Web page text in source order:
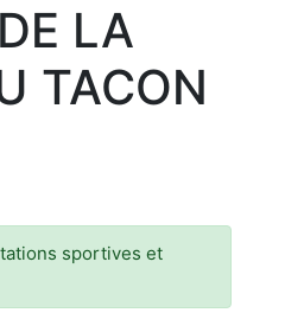
LA
TACON
sportives et